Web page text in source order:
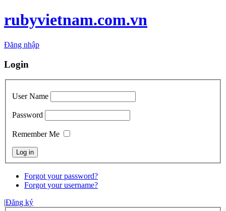
rubyvietnam.com.vn
Đăng nhập
Login
User Name
Password
Remember Me
Forgot your password?
Forgot your username?
|Đăng ký